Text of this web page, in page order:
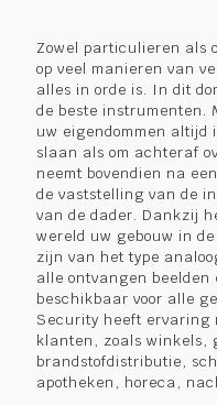
Zowel particulieren als
op veel manieren van
alles in orde is. In dit
de beste instrumenten.
uw eigendommen altijd
slaan als om achteraf
neemt bovendien na
de vaststelling van de
van de dader. Dankzij
wereld uw gebouw in
zijn van het type
alle ontvangen
beschikbaar voor alle
Security heeft ervaring
klanten, zoals winkels,
brandstofdistributie,
apotheken, horeca,